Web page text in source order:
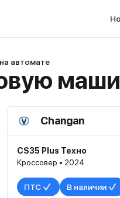
автомате
Changan
CS35 Plus Техно
Кроссовер • 2024
ПТС В наличии